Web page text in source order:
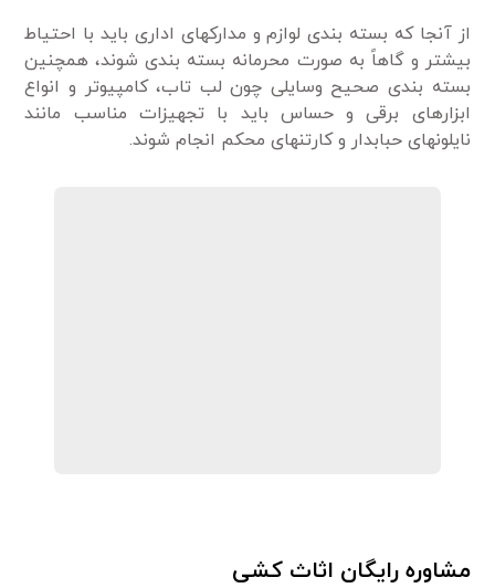
از آنجا که بسته بندی لوازم و مدارکهای اداری باید با احتیاط
بیشتر و گاهاً به صورت محرمانه بسته بندی شوند، همچنین
بسته بندی صحیح وسایلی چون لب تاب، کامپیوتر و انواع
ابزارهای برقی و حساس باید با تجهیزات مناسب مانند
نایلونهای حبابدار و کارتنهای محکم انجام شوند.
مشاوره رایگان اثاث کشی